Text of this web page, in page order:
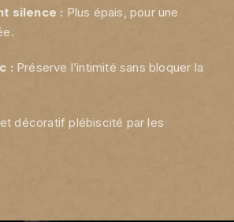
silence : Plus épais, pour une
: Préserve l’intimité sans bloquer la
décoratif plébiscité par les